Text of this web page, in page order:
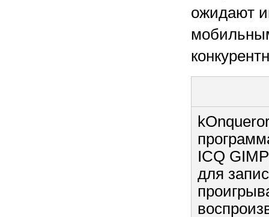
ожидают
ICQ
для